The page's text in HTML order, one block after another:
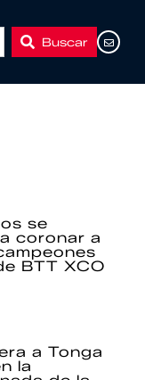
Buscar
se
coronar a
BTT XCO
a Tonga
la